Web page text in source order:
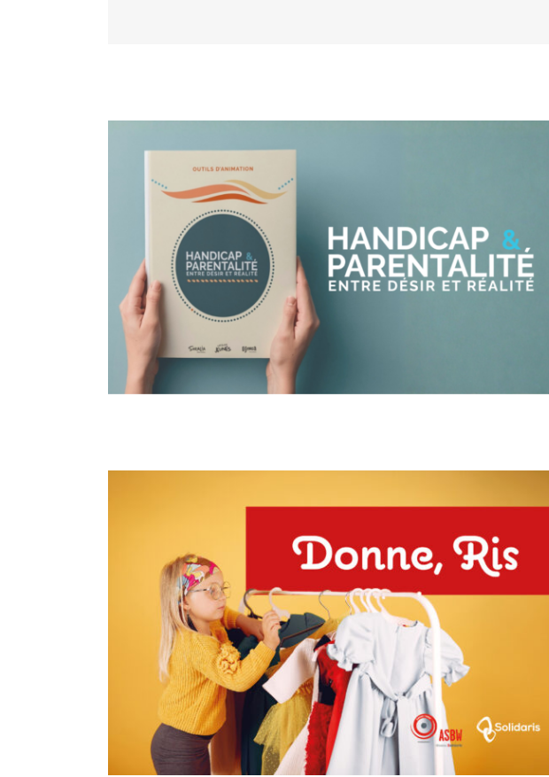
Handicap et parentalité
La Donne, Ris de l’ASBW